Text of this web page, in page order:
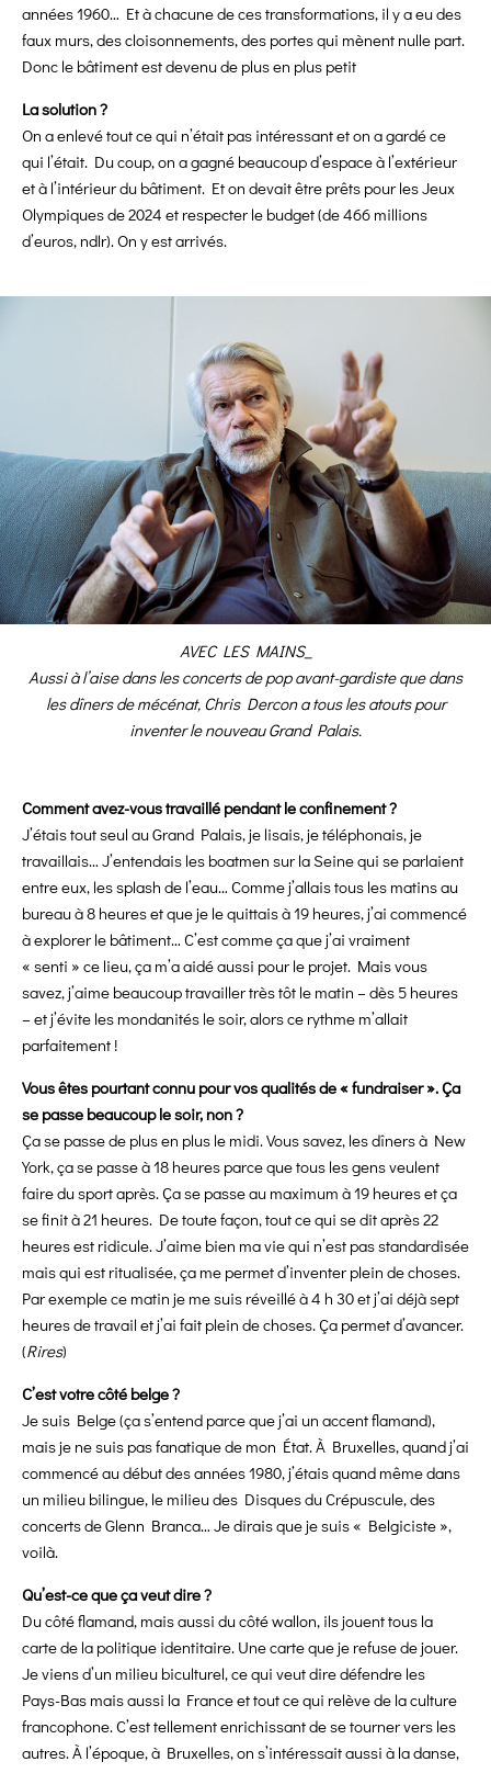
années 1960… Et à chacune de ces transformations, il y a eu des
faux murs, des cloisonnements, des portes qui mènent nulle part.
Donc le bâtiment est devenu de plus en plus petit
La solution ?
On a enlevé tout ce qui n’était pas intéressant et on a gardé ce
qui l’était. Du coup, on a gagné beaucoup d’espace à l’extérieur
et à l’intérieur du bâtiment. Et on devait être prêts pour les Jeux
Olympiques de 2024 et respecter le budget (de 466 millions
d’euros, ndlr). On y est arrivés.
AVEC LES MAINS_
Aussi à l’aise dans les concerts de pop avant-gardiste que dans
les dîners de mécénat, Chris Dercon a tous les atouts pour
inventer le nouveau Grand Palais.
Comment avez-vous travaillé pendant le confinement ?
J’étais tout seul au Grand Palais, je lisais, je téléphonais, je
travaillais… J’entendais les boatmen sur la Seine qui se parlaient
entre eux, les splash de l’eau… Comme j’allais tous les matins au
bureau à 8 heures et que je le quittais à 19 heures, j’ai commencé
à explorer le bâtiment… C’est comme ça que j’ai vraiment
« senti » ce lieu, ça m’a aidé aussi pour le projet. Mais vous
savez, j’aime beaucoup travailler très tôt le matin – dès 5 heures
– et j’évite les mondanités le soir, alors ce rythme m’allait
parfaitement !
Vous êtes pourtant connu pour vos qualités de « fundraiser ». Ça
se passe beaucoup le soir, non ?
Ça se passe de plus en plus le midi. Vous savez, les dîners à New
York, ça se passe à 18 heures parce que tous les gens veulent
faire du sport après. Ça se passe au maximum à 19 heures et ça
se finit à 21 heures. De toute façon, tout ce qui se dit après 22
heures est ridicule. J’aime bien ma vie qui n’est pas standardisée
mais qui est ritualisée, ça me permet d’inventer plein de choses.
Par exemple ce matin je me suis réveillé à 4 h 30 et j’ai déjà sept
heures de travail et j’ai fait plein de choses. Ça permet d’avancer.
(Rires)
C’est votre côté belge ?
Je suis Belge (ça s’entend parce que j’ai un accent flamand),
mais je ne suis pas fanatique de mon État. À Bruxelles, quand j’ai
commencé au début des années 1980, j’étais quand même dans
un milieu bilingue, le milieu des Disques du Crépuscule, des
concerts de Glenn Branca… Je dirais que je suis « Belgiciste »,
voilà.
Qu’est-ce que ça veut dire ?
Du côté flamand, mais aussi du côté wallon, ils jouent tous la
carte de la politique identitaire. Une carte que je refuse de jouer.
Je viens d’un milieu biculturel, ce qui veut dire défendre les
Pays-Bas mais aussi la France et tout ce qui relève de la culture
francophone.C’est tellement enrichissant de se tourner vers les
autres. À l’époque, à Bruxelles, on s’intéressait aussi à la danse,